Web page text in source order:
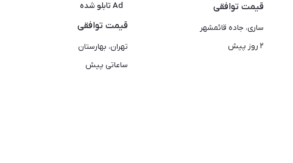
قیمت توافقی
ساری، جاده قائمشهر
۲ روز پیش
Ad تابلو شده
قیمت توافقی
تهران، بهارستان
ساعاتی پیش